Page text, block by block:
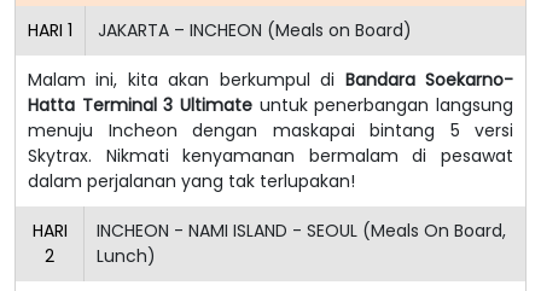
HARI 1 JAKARTA – INCHEON (Meals on Board)
Malam ini, kita akan berkumpul di Bandara Soekarno-
Hatta Terminal 3 Ultimate untuk penerbangan langsung
menuju Incheon dengan maskapai bintang 5 versi
Skytrax. Nikmati kenyamanan bermalam di pesawat
dalam perjalanan yang tak terlupakan!
HARI
2
INCHEON - NAMI ISLAND - SEOUL (Meals On Board,
Lunch)